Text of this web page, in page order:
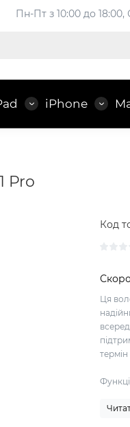
Пн-Пт з 10:00 до 18:00,
iPhone
Pro
Код
Ця